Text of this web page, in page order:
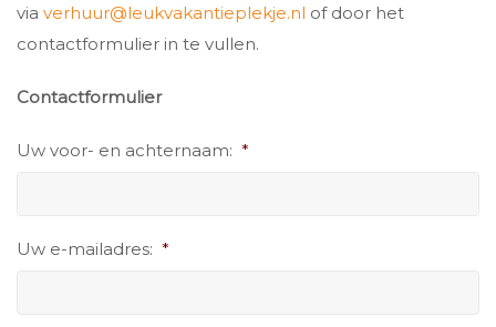
via verhuur@leukvakantieplekje.nl of door het
contactformulier in te vullen.
Contactformulier
Uw voor- en achternaam: *
Uw e-mailadres: *